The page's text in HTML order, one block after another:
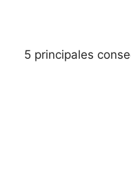
5 principales